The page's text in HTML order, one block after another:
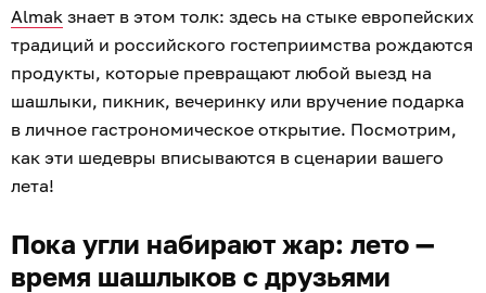
Almak знает в этом толк: здесь на стыке европейских
традиций и российского гостеприимства рождаются
продукты, которые превращают любой выезд на
шашлыки, пикник, вечеринку или вручение подарка
в личное гастрономическое открытие. Посмотрим,
как эти шедевры вписываются в сценарии вашего
лета!
Пока угли набирают жар: лето —
время шашлыков с друзьями